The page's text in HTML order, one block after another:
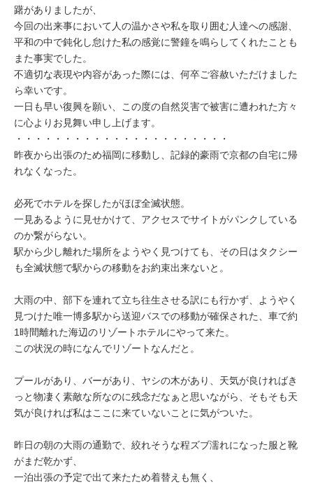
躇がありましたが、
今回の出来事において人の温かさや私を取り囲む人達への感謝、
平和の中で鈍化し怠けた私の感覚に警鐘を鳴らしてくれたことも
また事実でした。
不適切な表現や内容があった際には、何卒ご容赦いただけました
ら幸いです。
一日も早い復興を願い、この度の自然災害で被害に遭われた方々
に心よりお見舞い申し上げます。
・・・・・・・・・・・・・・・・・・・・・・
昨夜から出張のため福岡に移動し、記録的豪雨で京都の自宅に帰
れなくなった。
必死でホテルを探したがほぼ全滅状態。
一見あるように見せかけて、アクセスでサイトがパンクしている
のか繋がらない。
駅から少し離れた場所をようやく見つけても、その日はタクシー
も全滅状態で駅からの移動をお約束出来ないと。
大雨の中、部下を連れて立ち往生させる訳にも行かず、ようやく
見つけた唯一博多駅から送迎バスでの移動が確保された、車で約
1時間離れた海辺のリゾートホテルにやって来た。
この状況の時になんでリゾートなんだと。
プールがあり、バーがあり、ヤシの木があり、天気が良ければき
っと物凄く素敵な所なのに残念だなぁと思いながら、そもそも天
気が良ければ私はここに来ていないことに気がついた。
昨日の朝の大雨の通勤で、絞れそうな程ズブ濡れになった服と靴
がまだ乾かず、
一泊出張の予定で出て来たため着替えも無く、